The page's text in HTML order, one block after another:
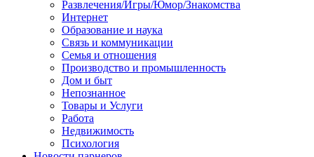
Развлечения/Игры/Юмор/Знакомства
Интернет
Образование и наука
Связь и коммуникации
Семья и отношения
Производство и промышленность
Дом и быт
Непознанное
Товары и Услуги
Работа
Недвижимость
Психология